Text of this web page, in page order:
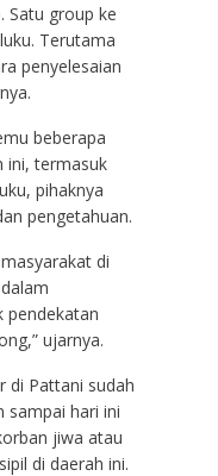
Satu group ke
Terutama
penyelesaian
beberapa
ini, termasuk
pihaknya
pengetahuan.
di
pendekatan
ujarnya.
di Pattani sudah
sampai hari ini
jiwa atau
di daerah ini.